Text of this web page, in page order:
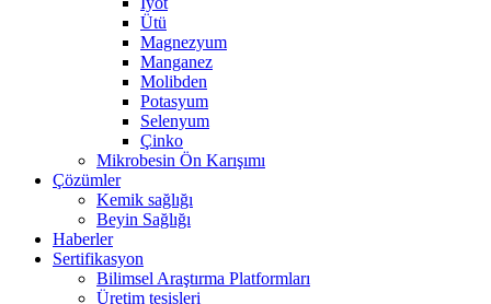
Ütü
Magnezyum
Manganez
Molibden
Potasyum
Selenyum
Çinko
Mikrobesin Ön Karışımı
Çözümler
Kemik sağlığı
Beyin Sağlığı
Haberler
Sertifikasyon
Bilimsel Araştırma Platformları
Üretim tesisleri